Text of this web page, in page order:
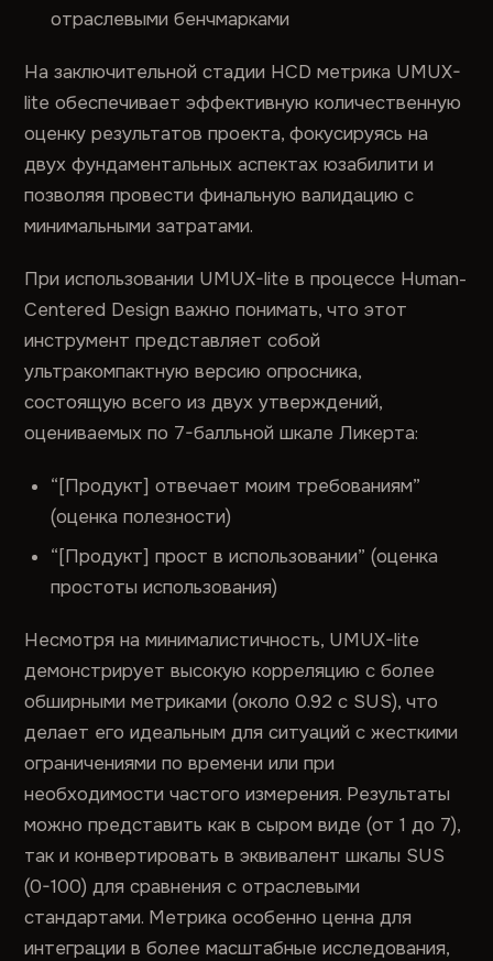
отраслевыми бенчмарками
На заключительной стадии HCD метрика UMUX-
lite обеспечивает эффективную количественную
оценку результатов проекта, фокусируясь на
двух фундаментальных аспектах юзабилити и
позволяя провести финальную валидацию с
минимальными затратами.
При использовании UMUX-lite в процессе Human-
Centered Design важно понимать, что этот
инструмент представляет собой
ультракомпактную версию опросника,
состоящую всего из двух утверждений,
оцениваемых по 7-балльной шкале Ликерта:
“[Продукт] отвечает моим требованиям”
(оценка полезности)
“[Продукт] прост в использовании” (оценка
простоты использования)
Несмотря на минималистичность, UMUX-lite
демонстрирует высокую корреляцию с более
обширными метриками (около 0.92 с SUS), что
делает его идеальным для ситуаций с жесткими
ограничениями по времени или при
необходимости частого измерения. Результаты
можно представить как в сыром виде (от 1 до 7),
так и конвертировать в эквивалент шкалы SUS
(0-100) для сравнения с отраслевыми
стандартами. Метрика особенно ценна для
интеграции в более масштабные исследования,